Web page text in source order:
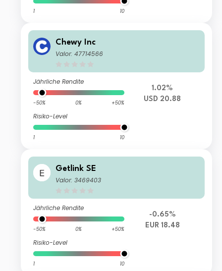
1 10
Chewy Inc
Valor: 47714566
Jährliche Rendite
-50% 0% +50%
Risiko-Level
1 10
1.02%
USD 20.88
Getlink SE
Valor: 3469403
Jährliche Rendite
-50% 0% +50%
Risiko-Level
1 10
-0.65%
EUR 18.48